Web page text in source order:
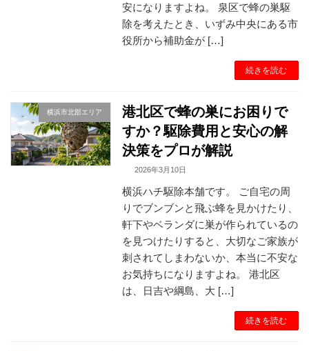
安になりますよね。 泉区で蜂の巣駆
除を考えたとき、いずみ中央にある市
役所から補助金が […]
続きを読む
横浜市北部エリア
港北区で蜂の巣にお困りで
すか？駆除費用と安心の解
決策をプロが解説
2026年3月10日
横浜ハチ駆除本舗です。 ご自宅の周
りでブンブンと飛ぶ蜂を見かけたり、
軒下やベランダに巣が作られているの
を見つけたりすると、大切なご家族が
刺されてしまわないか、本当に不安な
お気持ちになりますよね。 港北区
は、日吉や綱島、大 […]
続きを読む